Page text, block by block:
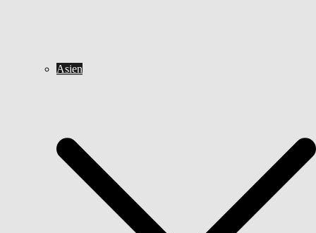
Asien